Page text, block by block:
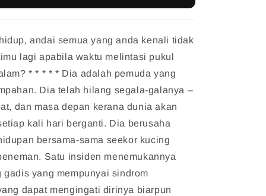
andai semua yang anda kenali tidak
lagi apabila waktu melintasi pukul
* * * * * Dia adalah pemuda yang
Dia telah hilang segala-galanya –
dan masa depan kerana dunia akan
kali hari berganti. Dia berusaha
bersama-sama seekor kucing
Satu insiden menemukannya
gadis yang mempunyai sindrom
dapat mengingati dirinya biarpun